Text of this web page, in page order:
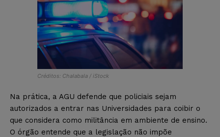
Créditos: Chalabala / iStock
Na prática, a AGU defende que policiais sejam
autorizados a entrar nas Universidades para coibir o
que considera como militância em ambiente de ensino.
O órgão entende que a legislação não impõe